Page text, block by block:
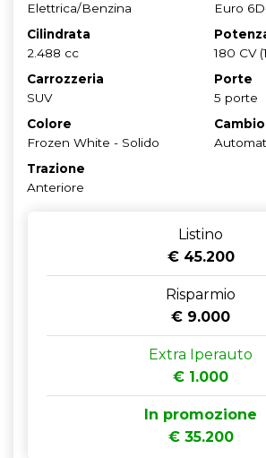
Elettrica/Benzina
Euro
Cilindrata
2.488 cc
180 CV
Carrozzeria
SUV
Porte
5 porte
Colore
Frozen White - Solido
Cambio
Trazione
Anteriore
Listino
€ 45.200
Risparmio
€ 9.000
Extra Iperauto
€ 1.000
In promozione
€ 35.200